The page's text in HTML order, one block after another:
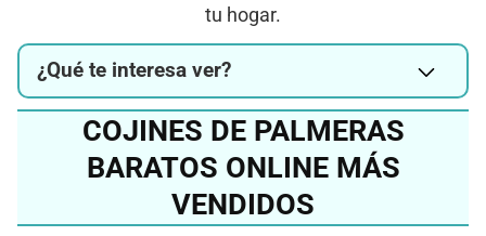
tu hogar.
¿Qué te interesa ver?
COJINES DE PALMERAS
BARATOS ONLINE MÁS
VENDIDOS